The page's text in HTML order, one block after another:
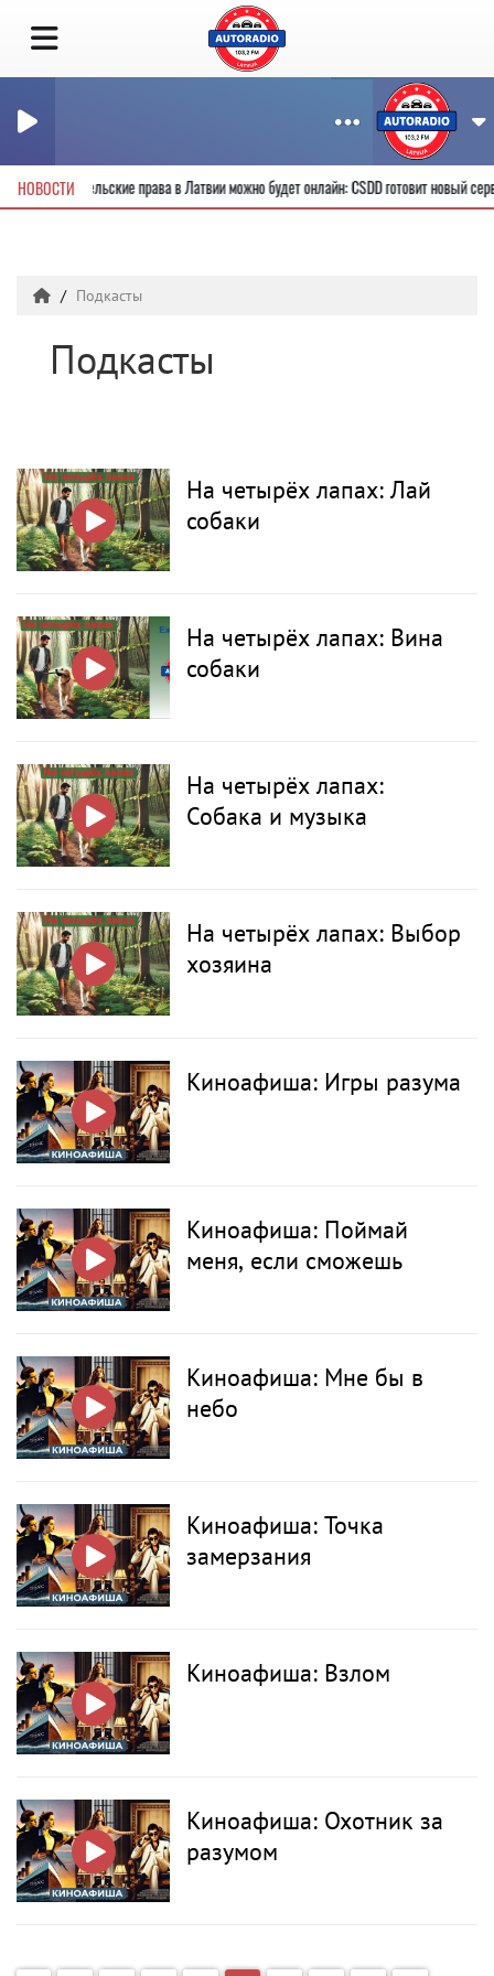
НОВОСТИ
новые водительские права в Латвии можно будет онлайн: CSDD готовит новый
Подкасты
Подкасты
На четырёх лапах: Лай
собаки
На четырёх лапах: Вина
собаки
На четырёх лапах:
Собака и музыка
На четырёх лапах: Выбор
хозяина
Киноафиша: Игры разума
Киноафиша: Поймай
меня, если сможешь
Киноафиша: Мне бы в
небо
Киноафиша: Точка
замерзания
Киноафиша: Взлом
Киноафиша: Охотник за
разумом